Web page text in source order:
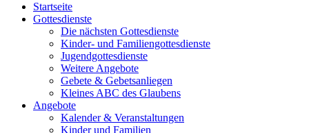
Startseite
Gottesdienste
Die nächsten Gottesdienste
Kinder- und Familiengottesdienste
Jugendgottesdienste
Weitere Angebote
Gebete & Gebetsanliegen
Kleines ABC des Glaubens
Angebote
Kalender & Veranstaltungen
Kinder und Familien